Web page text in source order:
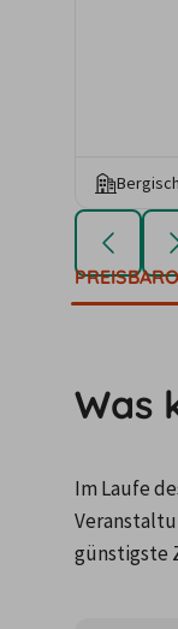
Was
Im Laufe
günstigste